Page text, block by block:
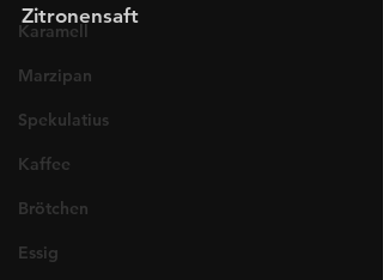
Karamell
Marzipan
Spekulatius
Kaffee
Brötchen
Essig
Zitronensaft